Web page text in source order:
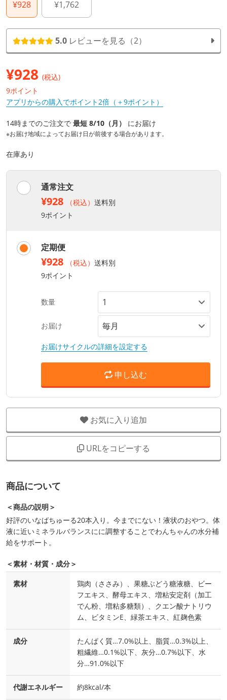
¥928
¥1,762
5.0 レビューを見る（2）
¥928 (税込)
9ポイント
アプリからの購入でポイント2倍（＋9ポイント）
14時までのご注文で 最短 8/10（月） にお届け
※お届け地域によってお届け日が前後する場合があります。
在庫あり
通常注文
¥928 （税込） 送料別
9ポイント
定期便
¥928 （税込） 送料別
9ポイント
数量
お届け
お届けサイクルの詳細を設定する
申し込む
お気に入り追加
URLをコピーする
商品について
＜商品の説明＞
好評のいなばちゅーる20本入り。今までにない！液状のおやつ。体
液に近いミネラルバランスにに調整することでわんちゃんの水分補
給をサポート。
＜素材・材質・成分＞
素材
鶏肉（ささみ）、果糖ぶどう糖液糖、ビー
フエキス、酵母エキス、増粘安定剤（加工
でん粉、増粘多糖類）、クエン酸ナトリウ
ム、ビタミンE、緑茶エキス、紅麹色素
成分
たんぱく質…7.0%以上、脂質…0.3%以上、
粗繊維…0.1%以下、灰分…0.7%以下、水
分…91.0%以下
代謝エネルギー 約8kcal/本